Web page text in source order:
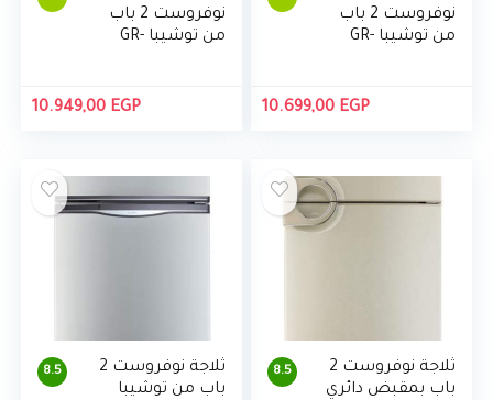
نوفروست 2 باب
من توشيبا GR-
10.699,00 EGP
نوفروست 2 باب
من توشيبا GR-
10.949,00 EGP
8.5
ثلاجة نوفروست 2
باب بمقبض دائري
8.5
ثلاجة نوفروست 2
باب من توشيبا